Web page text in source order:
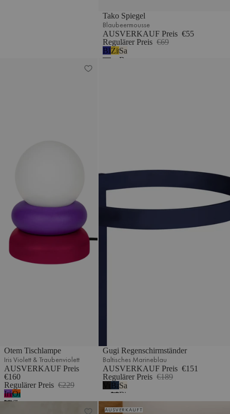
Tako Spiegel
Blaubeermousse
AUSVERKAUF Preis €55
Regulärer Preis €69
Blaubeermousse
Zitronengelb
Sand
Beige
Otem Tischlampe
Iris Violett & Traubenviolett
AUSVERKAUF Preis
€160
Regulärer Preis €229
Iris
Violett
Orangenschale
&
Gugi Regenschirmständer
Baltisches Marineblau
AUSVERKAUF Preis €151
Regulärer Preis €189
Vulkanschwarz
Baltisches
Marineblau
Sand
Beige
AUSVERKAUFT